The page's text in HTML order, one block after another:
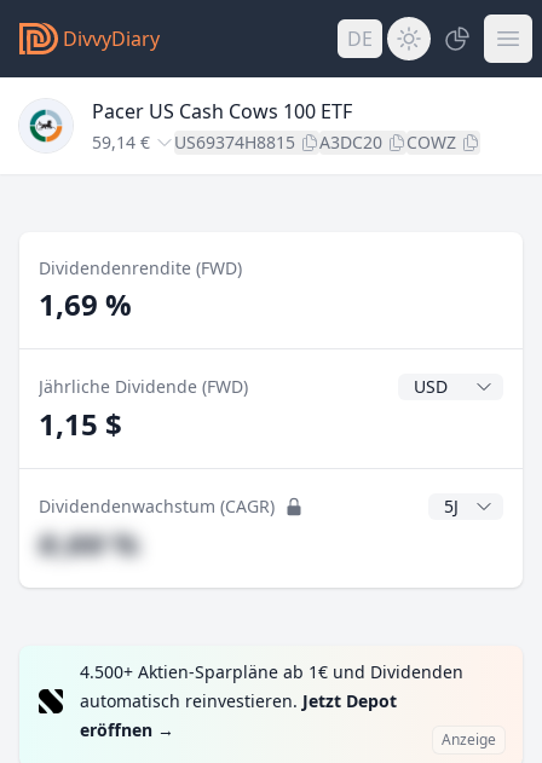
DivvyDiary DE
Pacer US Cash Cows 100 ETF
59,14 € US69374H8815 A3DC20 COWZ
Dividendenrendite (FWD)
1,69 %
Jährliche Dividende (FWD)
1,15 $
Dividendenwachstum (CAGR) CAGR Jahre
#,## %
4.500+ Aktien-Sparpläne ab 1€ und Dividenden
automatisch reinvestieren. Jetzt Depot
eröffnen → Anzeige